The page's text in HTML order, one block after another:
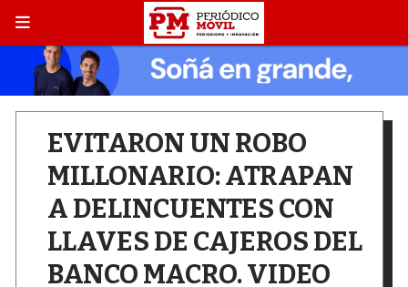
EVITARON UN ROBO
MILLONARIO: ATRAPAN
A DELINCUENTES CON
LLAVES DE CAJEROS DEL
BANCO MACRO. VIDEO